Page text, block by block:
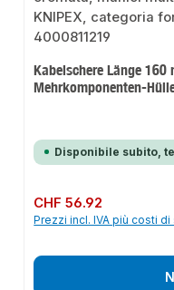
Kabelschere Länge 160
Mehrkomponenten-
Disponibile subito,
Prezzo normale:
CHF 56.92
Prezzi incl. IVA più costi